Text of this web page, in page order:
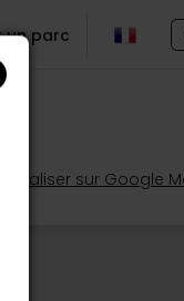
un parc
Localiser sur Google